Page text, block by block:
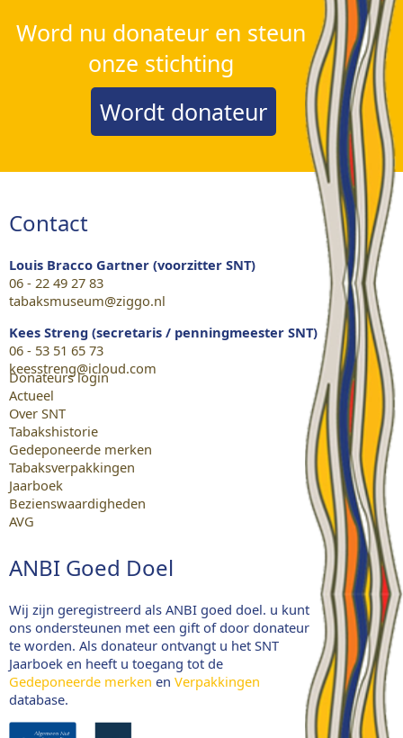
Word nu donateur en steun
onze stichting
Wordt donateur
Contact
Louis Bracco Gartner (voorzitter SNT)
06 - 22 49 27 83
tabaksmuseum@ziggo.nl
Kees Streng (secretaris / penningmeester SNT)
06 - 53 51 65 73
keesstreng@icloud.com
Donateurs login
Actueel
Over SNT
Tabakshistorie
Gedeponeerde merken
Tabaksverpakkingen
Jaarboek
Bezienswaardigheden
AVG
ANBI Goed Doel
Wij zijn geregistreerd als ANBI goed doel. u kunt
ons ondersteunen met een gift of door donateur
te worden. Als donateur ontvangt u het SNT
Jaarboek en heeft u toegang tot de
Gedeponeerde merken en Verpakkingen
database.